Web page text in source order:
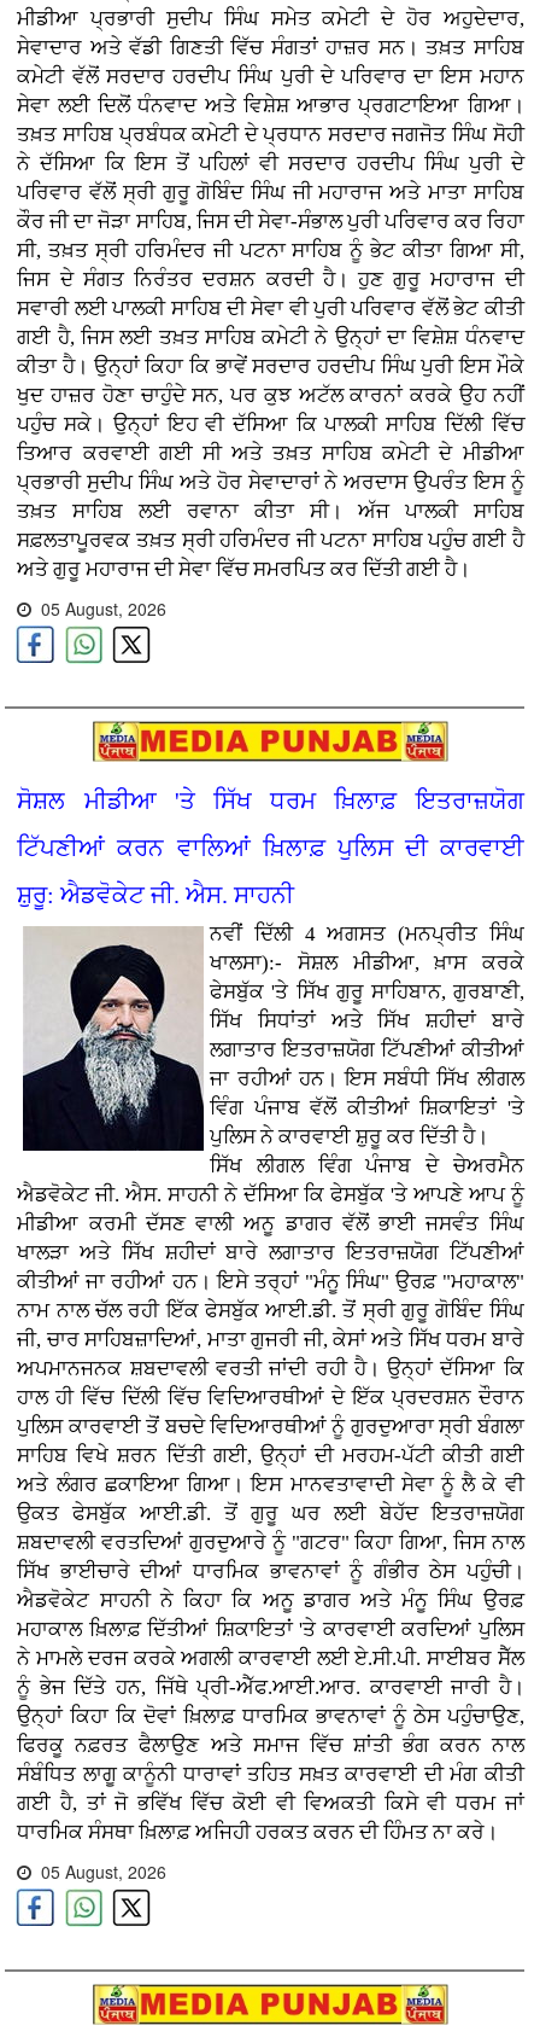
ਮੀਡੀਆ ਪ੍ਰਭਾਰੀ ਸੁਦੀਪ ਸਿੰਘ ਸਮੇਤ ਕਮੇਟੀ ਦੇ ਹੋਰ ਅਹੁਦੇਦਾਰ,
ਸੇਵਾਦਾਰ ਅਤੇ ਵੱਡੀ ਗਿਣਤੀ ਵਿੱਚ ਸੰਗਤਾਂ ਹਾਜ਼ਰ ਸਨ। ਤਖ਼ਤ ਸਾਹਿਬ
ਕਮੇਟੀ ਵੱਲੋਂ ਸਰਦਾਰ ਹਰਦੀਪ ਸਿੰਘ ਪੁਰੀ ਦੇ ਪਰਿਵਾਰ ਦਾ ਇਸ ਮਹਾਨ
ਸੇਵਾ ਲਈ ਦਿਲੋਂ ਧੰਨਵਾਦ ਅਤੇ ਵਿਸ਼ੇਸ਼ ਆਭਾਰ ਪ੍ਰਗਟਾਇਆ ਗਿਆ।
ਤਖ਼ਤ ਸਾਹਿਬ ਪ੍ਰਬੰਧਕ ਕਮੇਟੀ ਦੇ ਪ੍ਰਧਾਨ ਸਰਦਾਰ ਜਗਜੋਤ ਸਿੰਘ ਸੋਹੀ
ਨੇ ਦੱਸਿਆ ਕਿ ਇਸ ਤੋਂ ਪਹਿਲਾਂ ਵੀ ਸਰਦਾਰ ਹਰਦੀਪ ਸਿੰਘ ਪੁਰੀ ਦੇ
ਪਰਿਵਾਰ ਵੱਲੋਂ ਸ੍ਰੀ ਗੁਰੂ ਗੋਬਿੰਦ ਸਿੰਘ ਜੀ ਮਹਾਰਾਜ ਅਤੇ ਮਾਤਾ ਸਾਹਿਬ
ਕੌਰ ਜੀ ਦਾ ਜੋੜਾ ਸਾਹਿਬ, ਜਿਸ ਦੀ ਸੇਵਾ-ਸੰਭਾਲ ਪੁਰੀ ਪਰਿਵਾਰ ਕਰ ਰਿਹਾ
ਸੀ, ਤਖ਼ਤ ਸ੍ਰੀ ਹਰਿਮੰਦਰ ਜੀ ਪਟਨਾ ਸਾਹਿਬ ਨੂੰ ਭੇਟ ਕੀਤਾ ਗਿਆ ਸੀ,
ਜਿਸ ਦੇ ਸੰਗਤ ਨਿਰੰਤਰ ਦਰਸ਼ਨ ਕਰਦੀ ਹੈ। ਹੁਣ ਗੁਰੂ ਮਹਾਰਾਜ ਦੀ
ਸਵਾਰੀ ਲਈ ਪਾਲਕੀ ਸਾਹਿਬ ਦੀ ਸੇਵਾ ਵੀ ਪੁਰੀ ਪਰਿਵਾਰ ਵੱਲੋਂ ਭੇਟ ਕੀਤੀ
ਗਈ ਹੈ, ਜਿਸ ਲਈ ਤਖ਼ਤ ਸਾਹਿਬ ਕਮੇਟੀ ਨੇ ਉਨ੍ਹਾਂ ਦਾ ਵਿਸ਼ੇਸ਼ ਧੰਨਵਾਦ
ਕੀਤਾ ਹੈ। ਉਨ੍ਹਾਂ ਕਿਹਾ ਕਿ ਭਾਵੇਂ ਸਰਦਾਰ ਹਰਦੀਪ ਸਿੰਘ ਪੁਰੀ ਇਸ ਮੌਕੇ
ਖੁਦ ਹਾਜ਼ਰ ਹੋਣਾ ਚਾਹੁੰਦੇ ਸਨ, ਪਰ ਕੁਝ ਅਟੱਲ ਕਾਰਨਾਂ ਕਰਕੇ ਉਹ ਨਹੀਂ
ਪਹੁੰਚ ਸਕੇ। ਉਨ੍ਹਾਂ ਇਹ ਵੀ ਦੱਸਿਆ ਕਿ ਪਾਲਕੀ ਸਾਹਿਬ ਦਿੱਲੀ ਵਿੱਚ
ਤਿਆਰ ਕਰਵਾਈ ਗਈ ਸੀ ਅਤੇ ਤਖ਼ਤ ਸਾਹਿਬ ਕਮੇਟੀ ਦੇ ਮੀਡੀਆ
ਪ੍ਰਭਾਰੀ ਸੁਦੀਪ ਸਿੰਘ ਅਤੇ ਹੋਰ ਸੇਵਾਦਾਰਾਂ ਨੇ ਅਰਦਾਸ ਉਪਰੰਤ ਇਸ ਨੂੰ
ਤਖ਼ਤ ਸਾਹਿਬ ਲਈ ਰਵਾਨਾ ਕੀਤਾ ਸੀ। ਅੱਜ ਪਾਲਕੀ ਸਾਹਿਬ
ਸਫ਼ਲਤਾਪੂਰਵਕ ਤਖ਼ਤ ਸ੍ਰੀ ਹਰਿਮੰਦਰ ਜੀ ਪਟਨਾ ਸਾਹਿਬ ਪਹੁੰਚ ਗਈ ਹੈ
ਅਤੇ ਗੁਰੂ ਮਹਾਰਾਜ ਦੀ ਸੇਵਾ ਵਿੱਚ ਸਮਰਪਿਤ ਕਰ ਦਿੱਤੀ ਗਈ ਹੈ।
05 August, 2026
ਸੋਸ਼ਲ ਮੀਡੀਆ 'ਤੇ ਸਿੱਖ ਧਰਮ ਖ਼ਿਲਾਫ਼ ਇਤਰਾਜ਼ਯੋਗ
ਟਿੱਪਣੀਆਂ ਕਰਨ ਵਾਲਿਆਂ ਖ਼ਿਲਾਫ਼ ਪੁਲਿਸ ਦੀ ਕਾਰਵਾਈ
ਸ਼ੁਰੂ: ਐਡਵੋਕੇਟ ਜੀ. ਐਸ. ਸਾਹਨੀ
ਨਵੀਂ ਦਿੱਲੀ 4 ਅਗਸਤ (ਮਨਪ੍ਰੀਤ ਸਿੰਘ
ਖਾਲਸਾ):- ਸੋਸ਼ਲ ਮੀਡੀਆ, ਖ਼ਾਸ ਕਰਕੇ
ਫੇਸਬੁੱਕ 'ਤੇ ਸਿੱਖ ਗੁਰੂ ਸਾਹਿਬਾਨ, ਗੁਰਬਾਣੀ,
ਸਿੱਖ ਸਿਧਾਂਤਾਂ ਅਤੇ ਸਿੱਖ ਸ਼ਹੀਦਾਂ ਬਾਰੇ
ਲਗਾਤਾਰ ਇਤਰਾਜ਼ਯੋਗ ਟਿੱਪਣੀਆਂ ਕੀਤੀਆਂ
ਜਾ ਰਹੀਆਂ ਹਨ। ਇਸ ਸਬੰਧੀ ਸਿੱਖ ਲੀਗਲ
ਵਿੰਗ ਪੰਜਾਬ ਵੱਲੋਂ ਕੀਤੀਆਂ ਸ਼ਿਕਾਇਤਾਂ 'ਤੇ
ਪੁਲਿਸ ਨੇ ਕਾਰਵਾਈ ਸ਼ੁਰੂ ਕਰ ਦਿੱਤੀ ਹੈ।
ਸਿੱਖ ਲੀਗਲ ਵਿੰਗ ਪੰਜਾਬ ਦੇ ਚੇਅਰਮੈਨ
ਐਡਵੋਕੇਟ ਜੀ. ਐਸ. ਸਾਹਨੀ ਨੇ ਦੱਸਿਆ ਕਿ ਫੇਸਬੁੱਕ 'ਤੇ ਆਪਣੇ ਆਪ ਨੂੰ
ਮੀਡੀਆ ਕਰਮੀ ਦੱਸਣ ਵਾਲੀ ਅਨੂ ਡਾਗਰ ਵੱਲੋਂ ਭਾਈ ਜਸਵੰਤ ਸਿੰਘ
ਖਾਲੜਾ ਅਤੇ ਸਿੱਖ ਸ਼ਹੀਦਾਂ ਬਾਰੇ ਲਗਾਤਾਰ ਇਤਰਾਜ਼ਯੋਗ ਟਿੱਪਣੀਆਂ
ਕੀਤੀਆਂ ਜਾ ਰਹੀਆਂ ਹਨ। ਇਸੇ ਤਰ੍ਹਾਂ "ਮੰਨੂ ਸਿੰਘ" ਉਰਫ਼ "ਮਹਾਕਾਲ"
ਨਾਮ ਨਾਲ ਚੱਲ ਰਹੀ ਇੱਕ ਫੇਸਬੁੱਕ ਆਈ.ਡੀ. ਤੋਂ ਸ੍ਰੀ ਗੁਰੂ ਗੋਬਿੰਦ ਸਿੰਘ
ਜੀ, ਚਾਰ ਸਾਹਿਬਜ਼ਾਦਿਆਂ, ਮਾਤਾ ਗੁਜਰੀ ਜੀ, ਕੇਸਾਂ ਅਤੇ ਸਿੱਖ ਧਰਮ ਬਾਰੇ
ਅਪਮਾਨਜਨਕ ਸ਼ਬਦਾਵਲੀ ਵਰਤੀ ਜਾਂਦੀ ਰਹੀ ਹੈ। ਉਨ੍ਹਾਂ ਦੱਸਿਆ ਕਿ
ਹਾਲ ਹੀ ਵਿੱਚ ਦਿੱਲੀ ਵਿੱਚ ਵਿਦਿਆਰਥੀਆਂ ਦੇ ਇੱਕ ਪ੍ਰਦਰਸ਼ਨ ਦੌਰਾਨ
ਪੁਲਿਸ ਕਾਰਵਾਈ ਤੋਂ ਬਚਦੇ ਵਿਦਿਆਰਥੀਆਂ ਨੂੰ ਗੁਰਦੁਆਰਾ ਸ੍ਰੀ ਬੰਗਲਾ
ਸਾਹਿਬ ਵਿਖੇ ਸ਼ਰਨ ਦਿੱਤੀ ਗਈ, ਉਨ੍ਹਾਂ ਦੀ ਮਰਹਮ-ਪੱਟੀ ਕੀਤੀ ਗਈ
ਅਤੇ ਲੰਗਰ ਛਕਾਇਆ ਗਿਆ। ਇਸ ਮਾਨਵਤਾਵਾਦੀ ਸੇਵਾ ਨੂੰ ਲੈ ਕੇ ਵੀ
ਉਕਤ ਫੇਸਬੁੱਕ ਆਈ.ਡੀ. ਤੋਂ ਗੁਰੂ ਘਰ ਲਈ ਬੇਹੱਦ ਇਤਰਾਜ਼ਯੋਗ
ਸ਼ਬਦਾਵਲੀ ਵਰਤਦਿਆਂ ਗੁਰਦੁਆਰੇ ਨੂੰ "ਗਟਰ" ਕਿਹਾ ਗਿਆ, ਜਿਸ ਨਾਲ
ਸਿੱਖ ਭਾਈਚਾਰੇ ਦੀਆਂ ਧਾਰਮਿਕ ਭਾਵਨਾਵਾਂ ਨੂੰ ਗੰਭੀਰ ਠੇਸ ਪਹੁੰਚੀ।
ਐਡਵੋਕੇਟ ਸਾਹਨੀ ਨੇ ਕਿਹਾ ਕਿ ਅਨੂ ਡਾਗਰ ਅਤੇ ਮੰਨੂ ਸਿੰਘ ਉਰਫ਼
ਮਹਾਕਾਲ ਖ਼ਿਲਾਫ਼ ਦਿੱਤੀਆਂ ਸ਼ਿਕਾਇਤਾਂ 'ਤੇ ਕਾਰਵਾਈ ਕਰਦਿਆਂ ਪੁਲਿਸ
ਨੇ ਮਾਮਲੇ ਦਰਜ ਕਰਕੇ ਅਗਲੀ ਕਾਰਵਾਈ ਲਈ ਏ.ਸੀ.ਪੀ. ਸਾਈਬਰ ਸੈੱਲ
ਨੂੰ ਭੇਜ ਦਿੱਤੇ ਹਨ, ਜਿੱਥੇ ਪ੍ਰੀ-ਐੱਫ.ਆਈ.ਆਰ. ਕਾਰਵਾਈ ਜਾਰੀ ਹੈ।
ਉਨ੍ਹਾਂ ਕਿਹਾ ਕਿ ਦੋਵਾਂ ਖ਼ਿਲਾਫ਼ ਧਾਰਮਿਕ ਭਾਵਨਾਵਾਂ ਨੂੰ ਠੇਸ ਪਹੁੰਚਾਉਣ,
ਫਿਰਕੂ ਨਫ਼ਰਤ ਫੈਲਾਉਣ ਅਤੇ ਸਮਾਜ ਵਿੱਚ ਸ਼ਾਂਤੀ ਭੰਗ ਕਰਨ ਨਾਲ
ਸੰਬੰਧਿਤ ਲਾਗੂ ਕਾਨੂੰਨੀ ਧਾਰਾਵਾਂ ਤਹਿਤ ਸਖ਼ਤ ਕਾਰਵਾਈ ਦੀ ਮੰਗ ਕੀਤੀ
ਗਈ ਹੈ, ਤਾਂ ਜੋ ਭਵਿੱਖ ਵਿੱਚ ਕੋਈ ਵੀ ਵਿਅਕਤੀ ਕਿਸੇ ਵੀ ਧਰਮ ਜਾਂ
ਧਾਰਮਿਕ ਸੰਸਥਾ ਖ਼ਿਲਾਫ਼ ਅਜਿਹੀ ਹਰਕਤ ਕਰਨ ਦੀ ਹਿੰਮਤ ਨਾ ਕਰੇ।
05 August, 2026